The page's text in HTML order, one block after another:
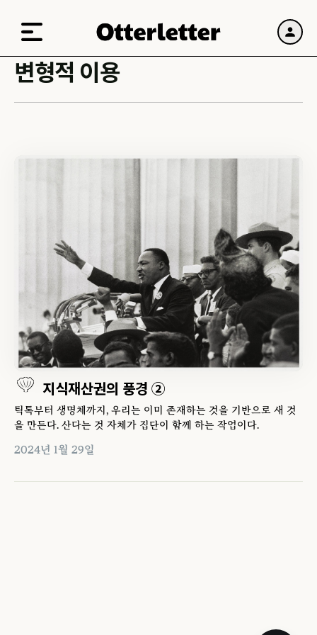
변형적 이용
지식재산권의 풍경 ②
틱톡부터 생명체까지, 우리는 이미 존재하는 것을 기반으로 새 것
을 만든다. 산다는 것 자체가 집단이 함께 하는 작업이다.
2024년 1월 29일